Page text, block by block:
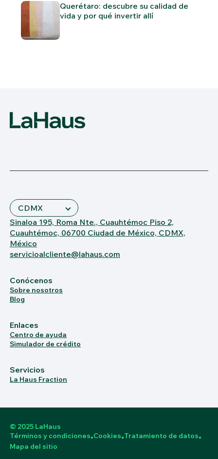
Querétaro: descubre su calidad de
vida y por qué invertir allí
Sinaloa 195, Roma Nte., Cuauhtémoc Piso 2,
Cuauhtémoc, 06700 Ciudad de México, CDMX,
México
servicioalcliente@lahaus.com
Conócenos
Sobre nosotros
Blog
Enlaces
Centro de ayuda
Simulador de crédito
Servicios
La Haus Fraction
© 2025 LaHaus
Términos y condiciones•Cookies•Tratamiento de datos•
Mapa del sitio